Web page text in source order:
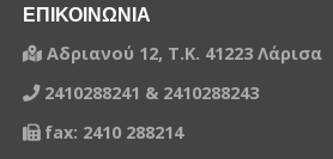
ΕΠΙΚΟΙΝΩΝΙΑ
Αδριανού 12, Τ.Κ. 41223 Λάρισα
2410288241 & 2410288243
fax: 2410 288214